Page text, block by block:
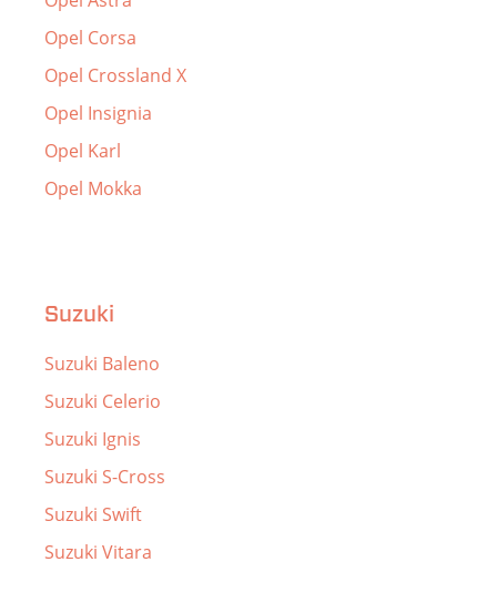
Opel Corsa
Opel Crossland X
Opel Insignia
Opel Karl
Opel Mokka
Suzuki
Suzuki Baleno
Suzuki Celerio
Suzuki Ignis
Suzuki S-Cross
Suzuki Swift
Suzuki Vitara